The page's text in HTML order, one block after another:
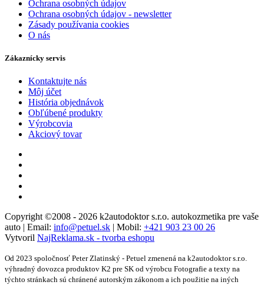
Ochrana osobných údajov
Ochrana osobných údajov - newsletter
Zásady používania cookies
O nás
Zákaznícky servis
Kontaktujte nás
Môj účet
História objednávok
Obľúbené produkty
Výrobcovia
Akciový tovar
Copyright ©2008 - 2026 k2autodoktor s.r.o. autokozmetika pre vaše
auto | Email: info@petuel.sk | Mobil: +421 903 23 00 26
Vytvoril NajReklama.sk - tvorba eshopu
Od 2023 spoločnosť Peter Zlatinský - Petuel zmenená na k2autodoktor s.r.o.
výhradný dovozca produktov K2 pre SK od výrobcu Fotografie a texty na
týchto stránkach sú chránené autorským zákonom a ich použitie na iných